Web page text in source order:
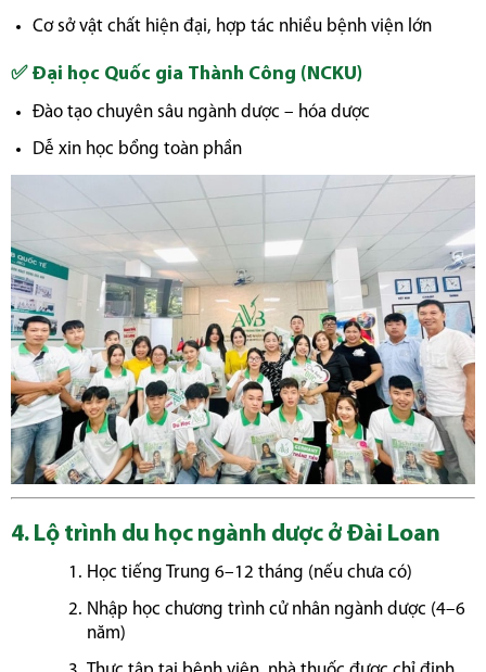
Cơ sở vật chất hiện đại, hợp tác nhiều bệnh viện lớn
✅ Đại học Quốc gia Thành Công (NCKU)
Đào tạo chuyên sâu ngành dược – hóa dược
Dễ xin học bổng toàn phần
4. Lộ trình du học ngành dược ở Đài Loan
Học tiếng Trung 6–12 tháng (nếu chưa có)
Nhập học chương trình cử nhân ngành dược (4–6
năm)